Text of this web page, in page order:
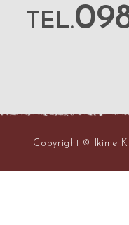
TEL.
Copyright © Ikime